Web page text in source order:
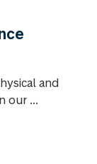
and
our ...